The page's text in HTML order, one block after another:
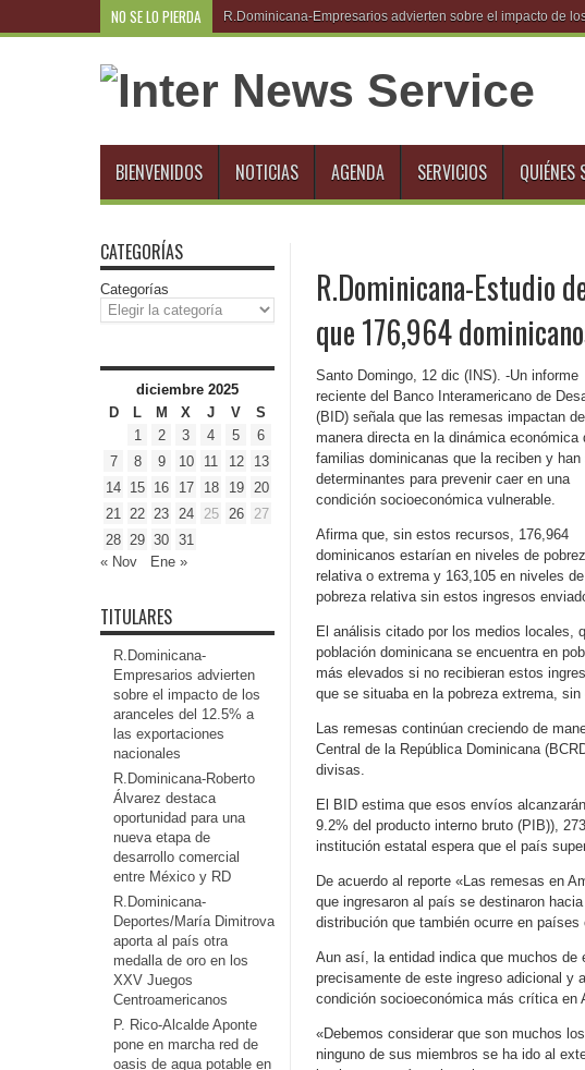
NO SE LO PIERDA R.Dominicana-Empresarios advierten sobre el impacto de
BIENVENIDOS NOTICIAS AGENDA SERVICIOS QUIÉNES
R.Dominicana-Estudio
que 176,964
Santo Domingo, 12 dic (INS). -Un informe
reciente del Banco Interamericano de
(BID) señala que las remesas impactan de
manera directa en la dinámica económica
familias dominicanas que la reciben y han
determinantes para prevenir caer en una
condición socioeconómica vulnerable.
Afirma que, sin estos recursos, 176,964
dominicanos estarían en niveles de
relativa o extrema y 163,105 en niveles de
pobreza relativa sin estos ingresos
El análisis citado por los medios locales,
población dominicana se encuentra en
más elevados si no recibieran estos
que se situaba en la pobreza extrema,
Las remesas continúan creciendo de
Central de la República Dominicana
divisas.
El BID estima que esos envíos
9.2% del producto interno bruto (PIB)),
institución estatal espera que el país
De acuerdo al reporte «Las remesas en
que ingresaron al país se destinaron
distribución que también ocurre en
Aun así, la entidad indica que muchos de
precisamente de este ingreso adicional y
condición socioeconómica más crítica en
«Debemos considerar que son muchos
ninguno de sus miembros se ha ido al
CATEGORÍAS
Categorías
diciembre 2025
D
L M X J V
S
1
2 3 4 5
6
7
8 9 10 11 12
13
14 15 16 17 18 19
20
21 22 23 24 25 26
27
28 29 30 31
« Nov
Ene »
TITULARES
R.Dominicana-
Empresarios advierten
sobre el impacto de los
aranceles del 12.5% a
las exportaciones
nacionales
R.Dominicana-Roberto
Álvarez destaca
oportunidad para una
nueva etapa de
desarrollo comercial
entre México y RD
R.Dominicana-
Deportes/María Dimitrova
aporta al país otra
medalla de oro en los
XXV Juegos
Centroamericanos
P. Rico-Alcalde Aponte
pone en marcha red de
oasis de agua potable en